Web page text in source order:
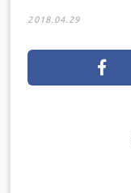
2018.04.29